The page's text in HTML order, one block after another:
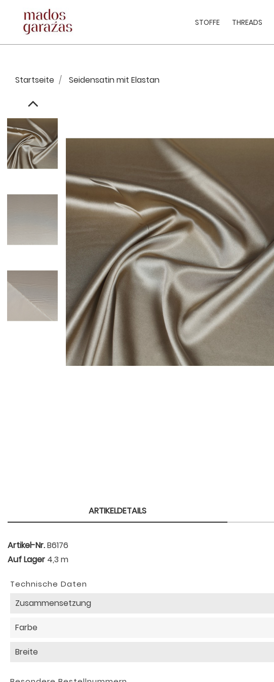
STOFFE THREADS
Startseite Seidensatin mit Elastan
ARTIKELDETAILS
Artikel-Nr.B6176
Auf Lager 4,3 m
Technische Daten
Zusammensetzung
Farbe
Breite